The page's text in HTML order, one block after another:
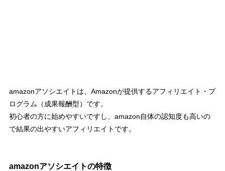
amazonアソシエイトは、Amazonが提供するアフィリエイト・プ
ログラム（成果報酬型）です。
初心者の方に始めやすいですし、amazon自体の認知度も高いの
で結果の出やすいアフィリエイトです。
amazonアソシエイトの特徴